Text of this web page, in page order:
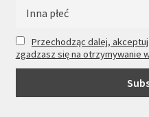
Przechodząc dalej,
zgadzasz się na otrzymywanie